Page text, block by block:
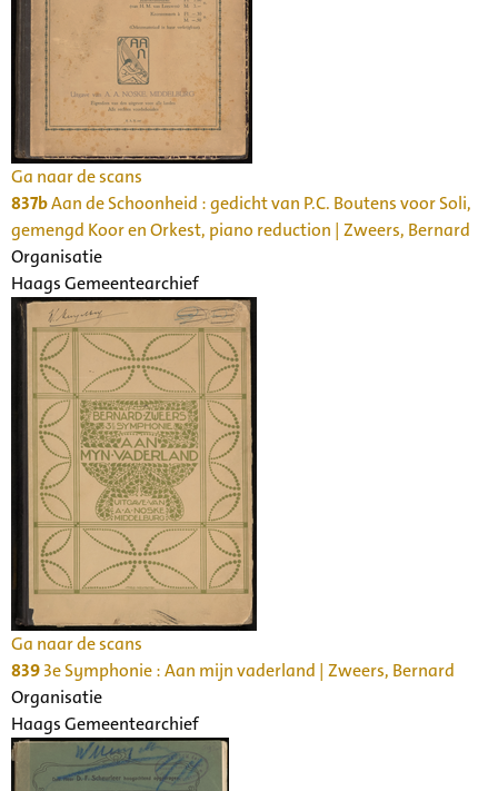
Ga naar de scans
837bAan de Schoonheid : gedicht van P.C. Boutens voor Soli,
gemengd Koor en Orkest, piano reduction | Zweers, Bernard
Organisatie
Haags Gemeentearchief
Ga naar de scans
8393e Symphonie : Aan mijn vaderland | Zweers, Bernard
Organisatie
Haags Gemeentearchief